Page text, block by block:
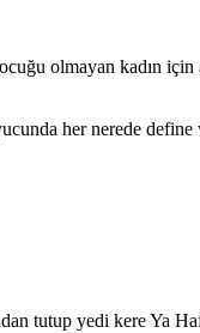
olmayan kadın için
her nerede
tutup yedi kere Ya